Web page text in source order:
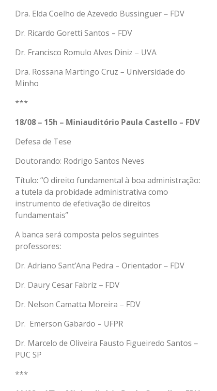
Dra. Elda Coelho de Azevedo Bussinguer – FDV
Dr. Ricardo Goretti Santos – FDV
Dr. Francisco Romulo Alves Diniz – UVA
Dra. Rossana Martingo Cruz – Universidade do
Minho
***
18/08 – 15h – Miniauditório Paula Castello – FDV
Defesa de Tese
Doutorando: Rodrigo Santos Neves
Título: “O direito fundamental à boa administração:
a tutela da probidade administrativa como
instrumento de efetivação de direitos
fundamentais”
A banca será composta pelos seguintes
professores:
Dr. Adriano Sant’Ana Pedra – Orientador – FDV
Dr. Daury Cesar Fabriz – FDV
Dr. Nelson Camatta Moreira – FDV
Dr. Emerson Gabardo – UFPR
Dr. Marcelo de Oliveira Fausto Figueiredo Santos –
PUC SP
***